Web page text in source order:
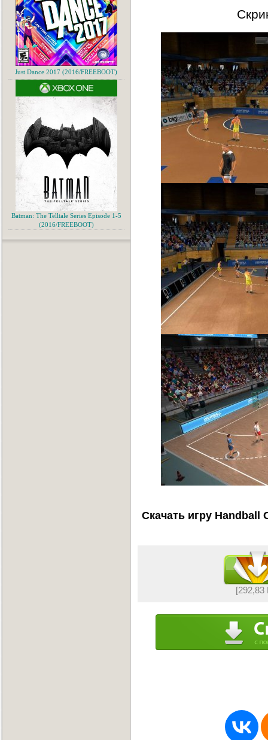
Скачать игру Handball
[292,83
Just Dance 2017 (2016/FREEBOOT)
Batman: The Telltale Series Episode 1-5
(2016/FREEBOOT)